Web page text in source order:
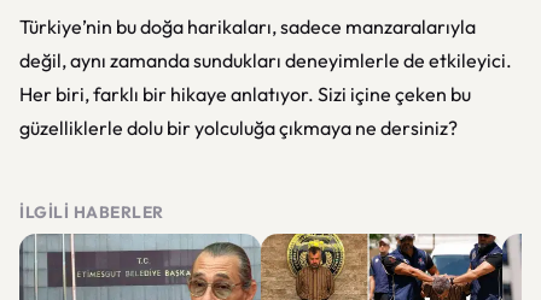
Türkiye’nin bu doğa harikaları, sadece manzaralarıyla
değil, aynı zamanda sundukları deneyimlerle de etkileyici.
Her biri, farklı bir hikaye anlatıyor. Sizi içine çeken bu
güzelliklerle dolu bir yolculuğa çıkmaya ne dersiniz?
İLGILI HABERLER